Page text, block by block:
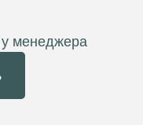
менеджера